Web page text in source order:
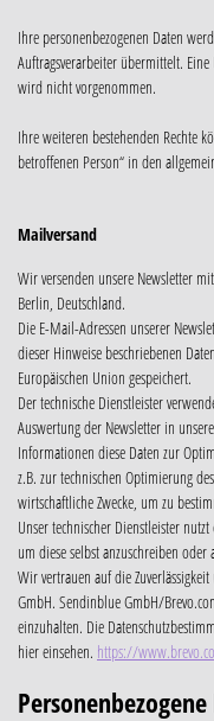
Ihre personenbezogenen Daten
Auftragsverarbeiter übermittelt.
wird nicht vorgenommen.
Ihre weiteren bestehenden Rechte
betroffenen Person“ in den
Mailversand
Wir versenden unsere Newsletter
Berlin, Deutschland.
Die E-Mail-Adressen unserer
dieser Hinweise beschriebenen
Europäischen Union gespeichert.
Der technische Dienstleister
Auswertung der Newsletter in
Informationen diese Daten zur
z.B. zur technischen Optimierung
wirtschaftliche Zwecke, um zu
Unser technischer Dienstleister
um diese selbst anzuschreiben
Wir vertrauen auf die
GmbH. Sendinblue GmbH/
einzuhalten. Die
hier einsehen. https://